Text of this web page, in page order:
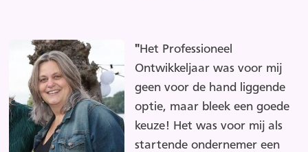
"Het Professioneel
Ontwikkeljaar was voor mij
geen voor de hand liggende
optie, maar bleek een goede
keuze! Het was voor mij als
startende ondernemer een